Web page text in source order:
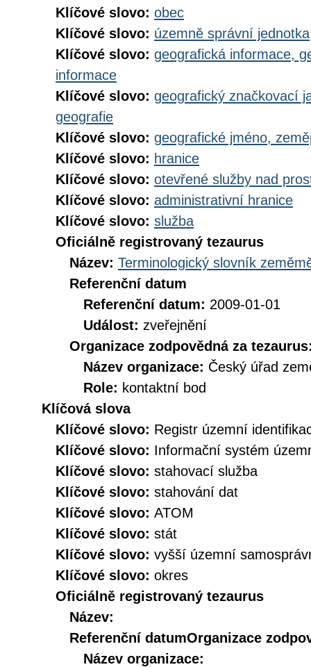
Klíčové slovo: obec
Klíčové slovo: územně správní jednotka
Klíčové slovo: geografická informace,
informace
Klíčové slovo: geografický značkovací
geografie
Klíčové slovo: geografické jméno,
Klíčové slovo: hranice
Klíčové slovo: otevřené služby nad
Klíčové slovo: administrativní hranice
Klíčové slovo: služba
Oficiálně registrovaný tezaurus
Název: Terminologický slovník
Referenční datum
Referenční datum: 2009-01-01
Událost: zveřejnění
Organizace zodpovědná za
Název organizace: Český úřad
Role: kontaktní bod
Klíčová slova
Klíčové slovo: Registr územní
Klíčové slovo: Informační systém
Klíčové slovo: stahovací služba
Klíčové slovo: stahování dat
Klíčové slovo: ATOM
Klíčové slovo: stát
Klíčové slovo: vyšší územní
Klíčové slovo: okres
Oficiálně registrovaný tezaurus
Název:
Referenční datumOrganizace
Název organizace: